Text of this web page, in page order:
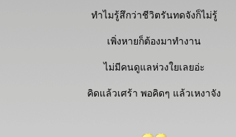
ทำไมรู้สึกว่าชีวิตรันทดจังก็ไม่รู้
เพิ่งหายก็ต้องมาทำงาน
ไม่มีคนดูแลห่วงใยเลยอ่ะ
คิดแล้วเศร้า พอคิดๆ แล้วเหงาจัง